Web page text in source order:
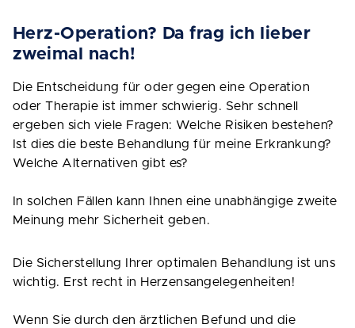
Herz-Operation? Da frag ich lieber
zweimal nach!
Die Entscheidung für oder gegen eine Operation
oder Therapie ist immer schwierig. Sehr schnell
ergeben sich viele Fragen: Welche Risiken bestehen?
Ist dies die beste Behandlung für meine Erkrankung?
Welche Alternativen gibt es?
In solchen Fällen kann Ihnen eine unabhängige zweite
Meinung mehr Sicherheit geben.
Die Sicherstellung Ihrer optimalen Behandlung ist uns
wichtig. Erst recht in Herzensangelegenheiten!
Wenn Sie durch den ärztlichen Befund und die